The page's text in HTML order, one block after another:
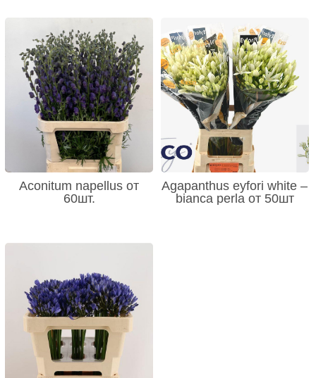
Aconitum napellus от
60шт.
Agapanthus eyfori white –
bianca perla от 50шт